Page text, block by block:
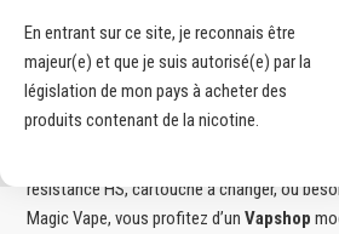
En entrant sur ce site, je reconnais être
majeur(e) et que je suis autorisé(e) par la
législation de mon pays à acheter des
produits contenant de la nicotine.
agressifs), avec des promos régulières dont
(selon périodes et sélections).
Si vous tapez “magasin de cigarette
” sur Google, c’est souvent pour une
résistance HS, cartouche à changer, ou
Magic Vape, vous profitez d’unVapshop